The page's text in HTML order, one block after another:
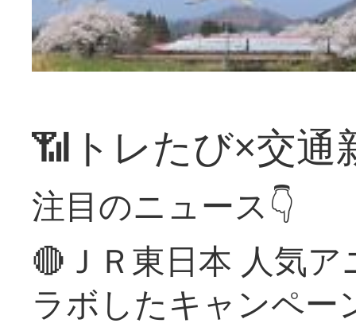
📶トレたび×交通
注目のニュース👇
🔴ＪＲ東日本 人気
ラボしたキャンペー